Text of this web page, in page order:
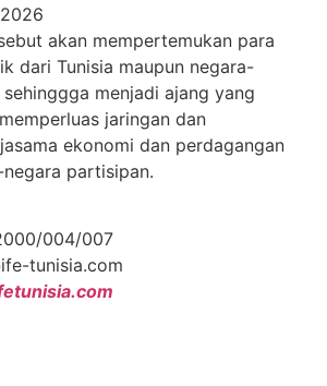
akan mempertemukan para
dari Tunisia maupun negara-
menjadi ajang yang
jaringan dan
ekonomi dan perdagangan
partisipan.
004/007
tunisia.com